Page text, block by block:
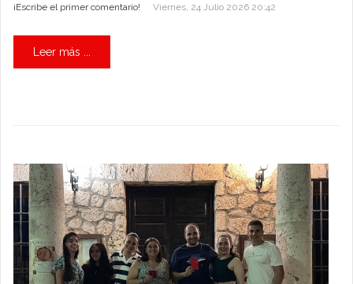
¡Escribe el primer comentario! Viernes, 24 Julio 2026 20:42
Leer más ...